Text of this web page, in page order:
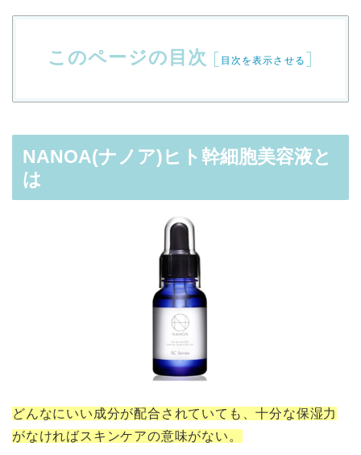
このページの目次 [ 目次を表示させる ]
NANOA(ナノア)ヒト幹細胞美容液と
は
どんなにいい成分が配合されていても、十分な保湿力
がなければスキンケアの意味がない。